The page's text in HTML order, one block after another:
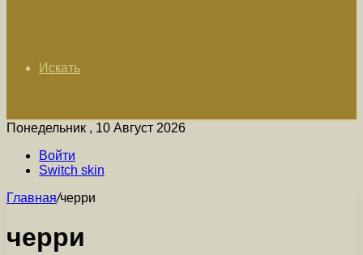
Искать
Понедельник , 10 Август 2026
Войти
Switch skin
Главная/черри
черри